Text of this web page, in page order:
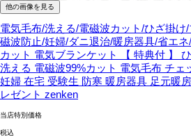
他の画像を見る
電気毛布/洗える/電磁波カット/ひざ掛
磁波防止/妊婦/ダニ退治/暖房器具/省エ
カット 電気ブランケット 【 特典付 】
洗える 電磁波99%カット 電気毛布 チェ
妊婦 在宅 受験生 防寒 暖房器具 足元暖
レゼント zenken
当店特別価格
税込